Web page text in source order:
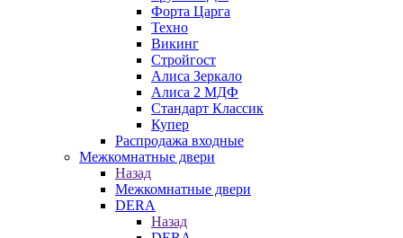
Форта Царга
Техно
Викинг
Стройгост
Алиса Зеркало
Алиса 2 МДФ
Стандарт Классик
Купер
Распродажа входные
Межкомнатные двери
Назад
Межкомнатные двери
DERA
Назад